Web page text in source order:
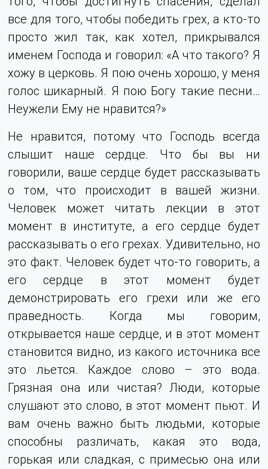
все для того, чтобы победить грех, а кто-то
просто жил так, как хотел, прикрывался
именем Господа и говорил: «А что такого? Я
хожу в церковь. Я пою очень хорошо, у меня
голос шикарный. Я пою Богу такие песни…
Неужели Ему не нравится?»
Не нравится, потому что Господь всегда
слышит наше сердце. Что бы вы ни
говорили, ваше сердце будет рассказывать
о том, что происходит в вашей жизни.
Человек может читать лекции в этот
момент в институте, а его сердце будет
рассказывать о его грехах. Удивительно, но
это факт. Человек будет что-то говорить, а
его сердце в этот момент будет
демонстрировать его грехи или же его
праведность. Когда мы говорим,
открывается наше сердце, и в этот момент
становится видно, из какого источника все
это льется. Каждое слово – это вода.
Грязная она или чистая? Люди, которые
слушают это слово, в этот момент пьют. И
вам очень важно быть людьми, которые
способны различать, какая это вода,
горькая или сладкая, с примесью она или